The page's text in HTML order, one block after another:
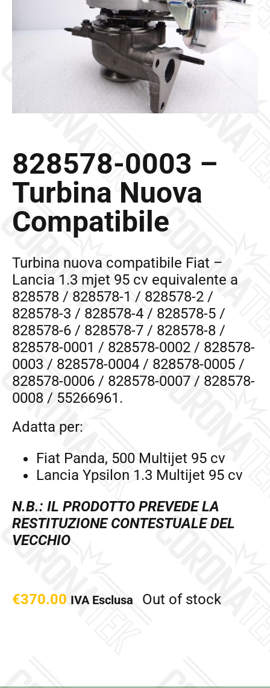
Galleria
Contatti
828578-0003 –
Turbina Nuova
Compatibile
Turbina nuova compatibile Fiat –
Lancia 1.3 mjet 95 cv equivalente a
828578 / 828578-1 / 828578-2 /
828578-3 / 828578-4 / 828578-5 /
828578-6 / 828578-7 / 828578-8 /
828578-0001 / 828578-0002 / 828578-
0003 / 828578-0004 / 828578-0005 /
828578-0006 / 828578-0007 / 828578-
0008 / 55266961.
Adatta per:
Fiat Panda, 500 Multijet 95 cv
Lancia Ypsilon 1.3 Multijet 95 cv
N.B.: IL PRODOTTO PREVEDE LA
RESTITUZIONE CONTESTUALE DEL
VECCHIO
€370.00 IVA Esclusa Out of stock